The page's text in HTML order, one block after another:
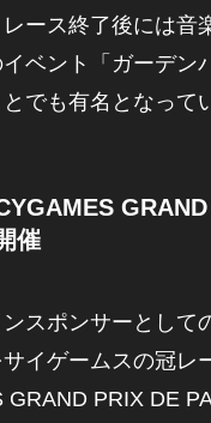
ース終了後には音
ベント「ガーデン
でも有名となって
催
スポンサーとして
イゲームスの冠レ
GRAND PRIX DE